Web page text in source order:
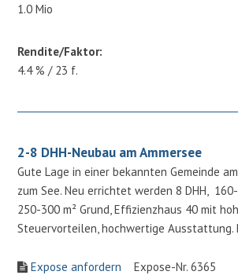
1.0 Mio
Rendite/Faktor:
4.4 % / 23 f.
2-8 DHH-Neubau am Ammersee
Gute Lage in einer bekannten Gemeinde
zum See. Neu errichtet werden 8 DHH,
250-300 m² Grund, Effizienzhaus 40 mit
Steuervorteilen, hochwertige Ausstattung.
Expose anfordern Expose-Nr. 6365